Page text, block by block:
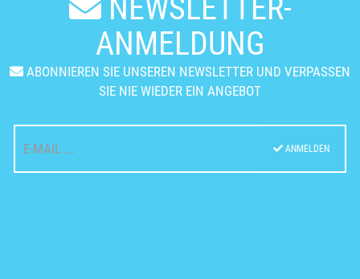
NEWSLETTER-
ANMELDUNG
ABONNIEREN SIE UNSEREN NEWSLETTER UND VERPASSEN
SIE NIE WIEDER EIN ANGEBOT
ANMELDEN